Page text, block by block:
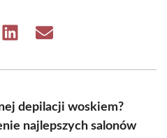
Share Share
depilacji woskiem?
najlepszych salonów